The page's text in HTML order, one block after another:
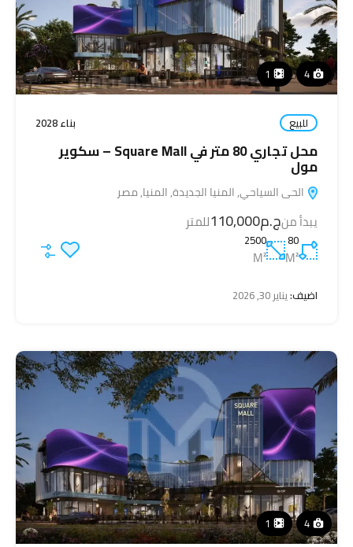
4
1
للبيع بناء 2028
محل تجاري 80 متر في Square Mall – سكوير
مول
الحى السياحي, المنيا الجديدة, المنيا, مصر
يبدأ منج.م110,000 للمتر
80
M²
2500
M²
اضيف:يناير 30, 2026
4
1